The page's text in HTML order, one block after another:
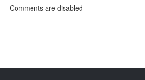
Comments are disabled